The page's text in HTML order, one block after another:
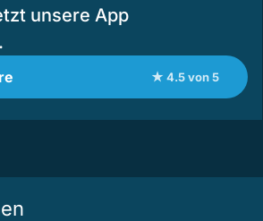
unsere App
★ 4.5 von 5